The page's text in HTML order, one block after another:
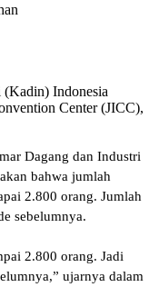
Indonesia
Center (JICC),
Dagang dan Industri
bahwa jumlah
2.800 orang. Jumlah
sebelumnya.
2.800 orang. Jadi
ujarnya dalam